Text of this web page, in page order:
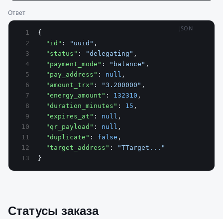
Ответ
JSON
{
  "id"
: "uuid" ,
  "status"
: "delegating" ,
  "payment_mode"
: "balance" ,
  "pay_address"
: null ,
  "amount_trx"
: "3.200000" ,
  "energy_amount"
: 132310 ,
  "duration_minutes"
: 15 ,
  "expires_at"
: null ,
  "qr_payload"
: null ,
  "duplicate"
: false ,
  "target_address"
:
"TTarget..."
}
Статусы заказа